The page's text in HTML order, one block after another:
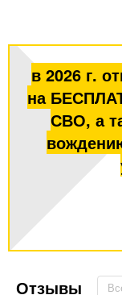
в 2026 г.
на
СВО, а
Отзывы